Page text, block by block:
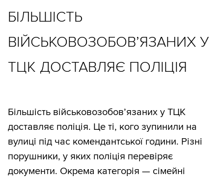
БІЛЬШІСТЬ
ВІЙСЬКОВОЗОБОВ’ЯЗАНИХ У
ТЦК ДОСТАВЛЯЄ ПОЛІЦІЯ
Більшість військовозобов’язаних у ТЦК
доставляє поліція. Це ті, кого зупинили на
вулиці під час комендантської години. Різні
порушники, у яких поліція перевіряє
документи. Окрема категорія — сімейні